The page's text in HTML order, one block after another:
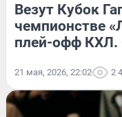
Везут Кубок
чемпионстве
плей-офф КХЛ.
21 мая, 2026, 22:02 2